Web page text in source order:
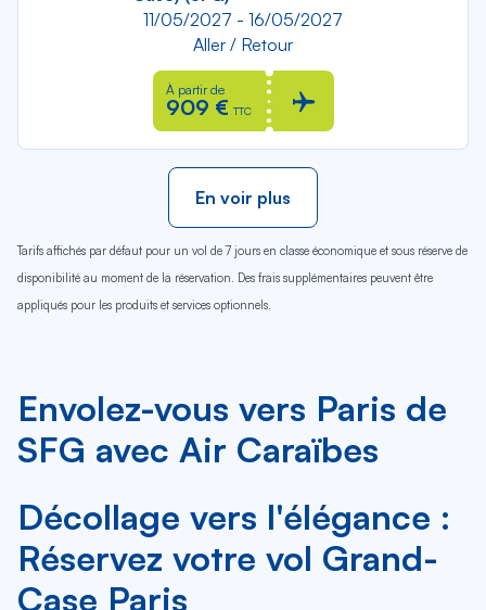
11/05/2027 - 16/05/2027
Aller / Retour
À partir de
909 € TTC
En voir plus
Tarifs affichés par défaut pour un vol de 7 jours en classe économique et sous réserve de
disponibilité au moment de la réservation. Des frais supplémentaires peuvent être
appliqués pour les produits et services optionnels.
Envolez-vous vers Paris de
SFG avec Air Caraïbes
Décollage vers l'élégance :
Réservez votre vol Grand-
Case Paris